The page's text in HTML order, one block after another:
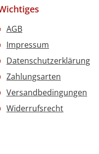
AGB
Impressum
Datenschutzerklärung
Zahlungsarten
Versandbedingungen
Widerrufsrecht